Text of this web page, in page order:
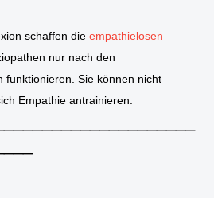
schaffen die empathielosen
nur nach den
funktionieren. Sie können nicht
Empathie antrainieren.